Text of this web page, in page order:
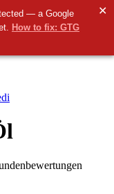
— a Google
How to fix: GTG
✕